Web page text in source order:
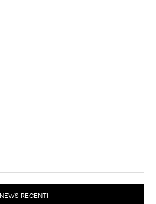
NEWS RECENTI